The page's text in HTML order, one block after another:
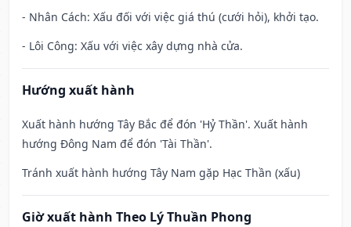
- Nhân Cách: Xấu đối với việc giá thú (cưới hỏi), khởi tạo.
- Lôi Công: Xấu với việc xây dựng nhà cửa.
Hướng xuất hành
Xuất hành hướng Tây Bắc để đón 'Hỷ Thần'. Xuất hành
hướng Đông Nam để đón 'Tài Thần'.
Tránh xuất hành hướng Tây Nam gặp Hạc Thần (xấu)
Giờ xuất hành Theo Lý Thuần Phong